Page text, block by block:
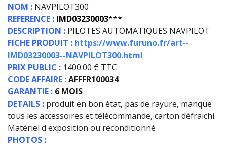
NOM : NAVPILOT300
REFERENCE : IMD03230003***
DESCRIPTION : PILOTES AUTOMATIQUES NAVPILOT
FICHE PRODUIT : https://www.furuno.fr/art--
IMD03230003--NAVPILOT300.html
PRIX PUBLIC : 1400.00 € TTC
CODE AFFAIRE :AFFFR100034
GARANTIE : 6 MOIS
DETAILS : produit en bon état, pas de rayure, manque
tous les accessoires et télécommande, carton défraichi
Matériel d'exposition ou reconditionné
PHOTOS :